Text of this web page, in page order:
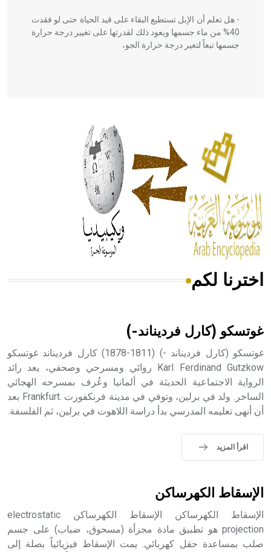
- هل تعلم أن الإبل تستطيع البقاء على قيد الحياة حتى لو فقدت
40% من ماء جسمها ويعود ذلك لقدرتها على تغيير درجة حرارة
جسمها تبعاً لتغير درجة حرارة الجو،
الحكم، الأدلة، تنظيم التغذية، ورسالته في جروح الرأس. ويعود
له الفضل بأنه حرر الطب من الدين والفلسفة.
- هل تعلم أن المرجان إفراز حيواني يتكون في البحر ويتركب
من مادة كربونات الكلسيوم، وهو أحمر أو شديد الحمرة وهو
أجود أنواعه، ويمتاز بكبر الحجم ويسمى الش
هل تعلم أن الأبسيد كلمة فرنسية اللفظ تم اعتمادها مصطلحاً
- هل تعلم أن أبجر Abgar اسم معروف جيداً يعود إلى عدد من
الملوك الذين حكموا مدينة إديسا (الرها) من أبجر الأول وحتى
التاسع، وهم ينتسبون إلى أسرة أوسروين
sign تكتب منفصلة غير متصلة، وتعتمد المبدأ الأكوروفوني،
حيث تقتصر القيمة الصوتية للعلامة الك
اخترنا لكم
غوتسكو (كارل فرديناند-)
غوتسكو (كارل فرديناند -) (1811-1878) كارل فرديناند غوتسكو
Karl Ferdinand Gutzkow روائي ومسرحي وصحفي، يعد رائد
الرواية الاجتماعية الحديثة في ألمانيا وعُرف بمسرحه الهجائي
الساخر. ولد في برلين، وتوفي في مدينة فرنكفورت .Frankfurt بعد
أن أنهى تعليمه المدرسي بدأ دراسة اللاهوت في برلين، ثم الفلسفة.
اقرأ المزيد
الإسقاط الكهرساكن
الإسقاط الكهرساكن الإسقاط الكهرساكن electrostatic
projection هو تطبيق مادة مجزأة (مسحوق، ضباب) على جسم
صلب بمساعدة حقل كهربائي. يمت الإسقاط فيزيائياً بصلة إلى